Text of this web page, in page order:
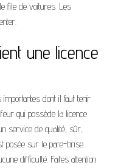
file de voitures. Les
une licence
dont il faut tenir
qui possède la licence
service de qualité, sûr,
posée sur le pare-brise.
difficulté. Faites attention